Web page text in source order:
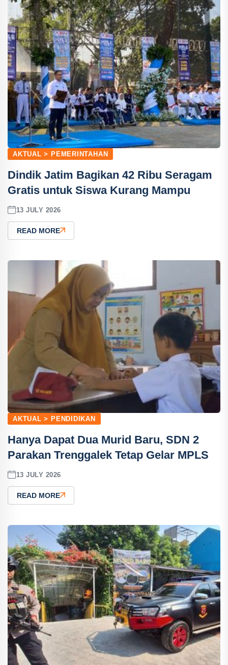
AKTUAL > PEMERINTAHAN
Dindik Jatim Bagikan 42 Ribu Seragam
Gratis untuk Siswa Kurang Mampu
13 JULY 2026
READ MORE
AKTUAL > PENDIDIKAN
Hanya Dapat Dua Murid Baru, SDN 2
Parakan Trenggalek Tetap Gelar MPLS
13 JULY 2026
READ MORE